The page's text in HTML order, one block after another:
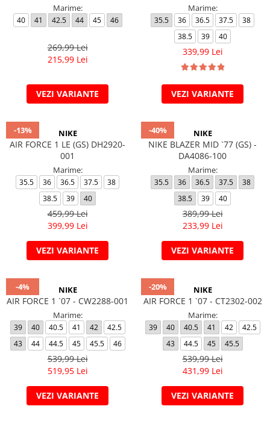
Marime:
40 41 42.5 44 45 46
269,99 Lei
215,99 Lei
VEZI VARIANTE
Marime:
35.5 36 36.5 37.5
38
38.5
39 40
339,99 Lei
VEZI VARIANTE
-13% NIKE
AIR FORCE 1 LE (GS) DH2920-
001
Marime:
35.5 36 36.5 37.5
38
38.5
39 40
459,99 Lei
399,99 Lei
VEZI VARIANTE
-40% NIKE
NIKE BLAZER MID `77 (GS) -
DA4086-100
Marime:
35.5 36 36.5 37.5
38
38.5
39 40
389,99 Lei
233,99 Lei
VEZI VARIANTE
-4% NIKE
AIR FORCE 1 `07 - CW2288-001
Marime:
39 40 40.5 41 42
42.5
43
44 44.5 45 45.5 46
539,99 Lei
519,95 Lei
VEZI VARIANTE
-20% NIKE
AIR FORCE 1 `07 - CT2302-002
Marime:
39 40 40.5 41 42
42.5
43
44.5 45 45.5
539,99 Lei
431,99 Lei
VEZI VARIANTE